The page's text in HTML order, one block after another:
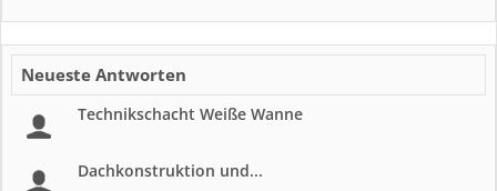
Neueste Antworten
Technikschacht Weiße Wanne
Dachkonstruktion und...